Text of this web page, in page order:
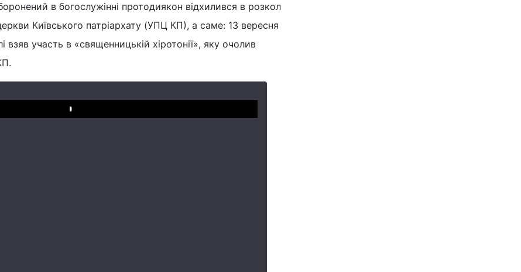
в богослужінні протодиякон відхилився в розкол
Київського патріархату (УПЦ КП), а саме: 13 вересня
взяв участь в «священницькій хіротонії», яку очолив
Play